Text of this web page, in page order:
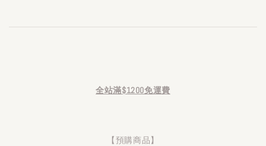
全站滿$1200免運費
【預購商品】